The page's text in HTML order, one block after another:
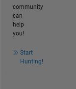
community
can
help
you!
Start
Hunting!